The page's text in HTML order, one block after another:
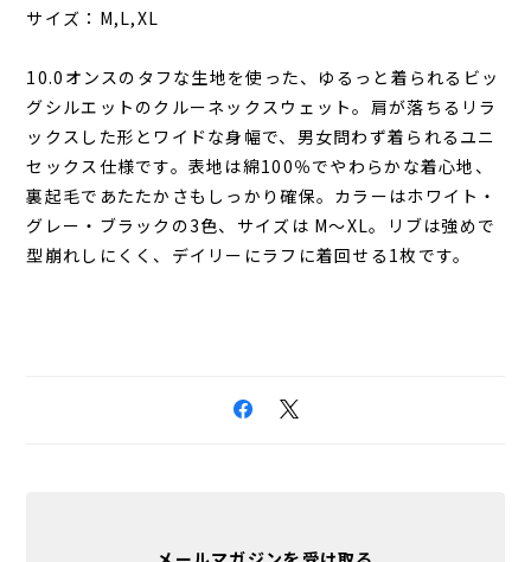
サイズ：M,L,XL
10.0オンスのタフな生地を使った、ゆるっと着られるビッ
グシルエットのクルーネックスウェット。肩が落ちるリラ
ックスした形とワイドな身幅で、男女問わず着られるユニ
セックス仕様です。表地は綿100％でやわらかな着心地、
裏起毛であたたかさもしっかり確保。カラーはホワイト・
グレー・ブラックの3色、サイズは M〜XL。リブは強めで
型崩れしにくく、デイリーにラフに着回せる1枚です。